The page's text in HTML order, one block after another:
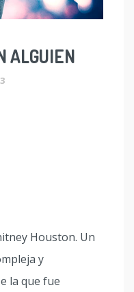
ALGUIEN
Houston. Un
y
la que fue